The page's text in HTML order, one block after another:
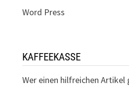
Word Press
KAFFEEKASSE
Wer einen hilfreichen Artikel